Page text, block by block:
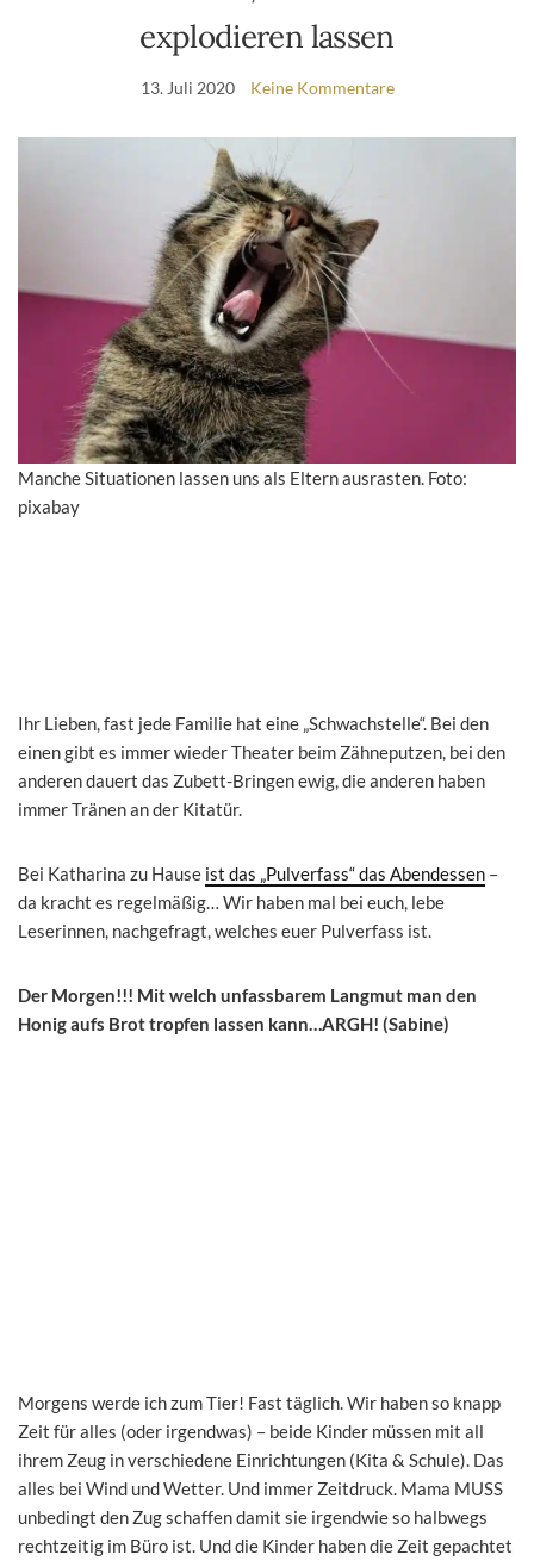
explodieren lassen
13. Juli 2020 Keine Kommentare
Manche Situationen lassen uns als Eltern ausrasten. Foto:
pixabay
Ihr Lieben, fast jede Familie hat eine „Schwachstelle“. Bei den
einen gibt es immer wieder Theater beim Zähneputzen, bei den
anderen dauert das Zubett-Bringen ewig, die anderen haben
immer Tränen an der Kitatür.
Bei Katharina zu Hause ist das „Pulverfass“ das Abendessen –
da kracht es regelmäßig… Wir haben mal bei euch, lebe
Leserinnen, nachgefragt, welches euer Pulverfass ist.
Der Morgen!!! Mit welch unfassbarem Langmut man den
Honig aufs Brot tropfen lassen kann…ARGH! (Sabine)
Morgens werde ich zum Tier! Fast täglich. Wir haben so knapp
Zeit für alles (oder irgendwas) – beide Kinder müssen mit all
ihrem Zeug in verschiedene Einrichtungen (Kita & Schule). Das
alles bei Wind und Wetter. Und immer Zeitdruck. Mama MUSS
unbedingt den Zug schaffen damit sie irgendwie so halbwegs
rechtzeitig im Büro ist. Und die Kinder haben die Zeit gepachtet